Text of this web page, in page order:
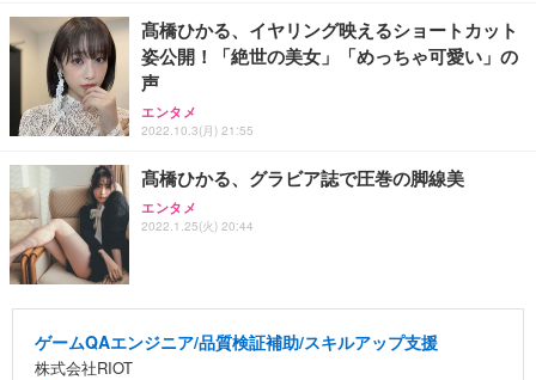
髙橋ひかる、イヤリング映えるショートカット
姿公開！「絶世の美女」「めっちゃ可愛い」の
声
エンタメ
2022.10.3(月) 21:55
髙橋ひかる、グラビア誌で圧巻の脚線美
エンタメ
2022.1.25(火) 20:44
ゲームQAエンジニア/品質検証補助/スキルアップ支援
株式会社RIOT